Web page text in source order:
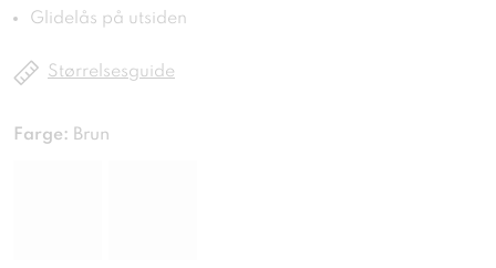
Glidelås på utsiden
Størrelsesguide
Farge: Brun